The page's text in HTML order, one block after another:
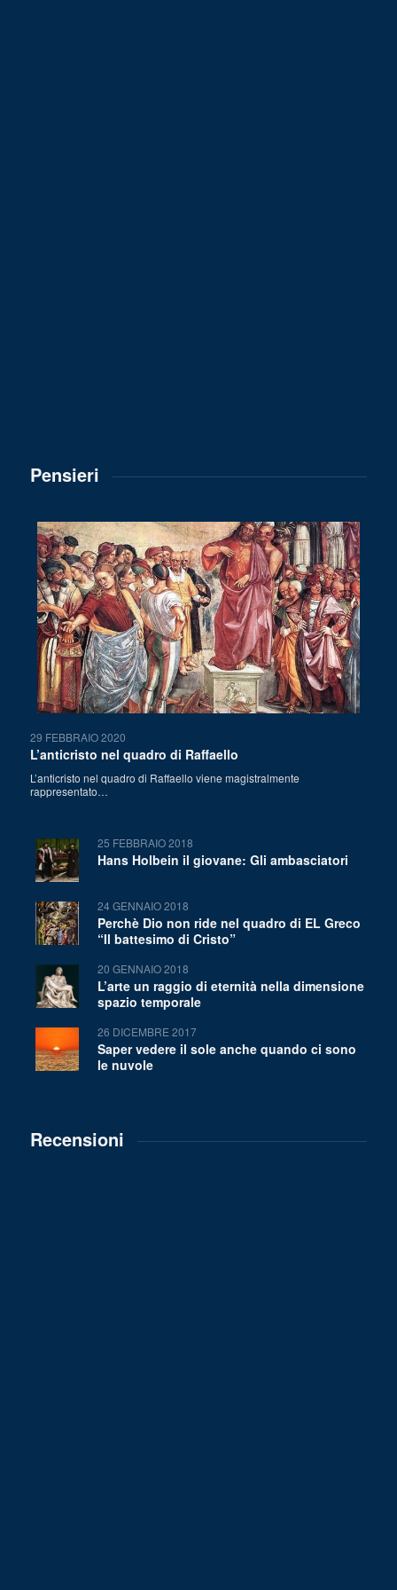
Pensieri
29 FEBBRAIO 2020
L’anticristo nel quadro di Raffaello
L’anticristo nel quadro di Raffaello viene magistralmente
rappresentato…
25 FEBBRAIO 2018
Hans Holbein il giovane: Gli ambasciatori
24 GENNAIO 2018
Perchè Dio non ride nel quadro di EL Greco
“Il battesimo di Cristo”
20 GENNAIO 2018
L’arte un raggio di eternità nella dimensione
spazio temporale
26 DICEMBRE 2017
Saper vedere il sole anche quando ci sono
le nuvole
Recensioni